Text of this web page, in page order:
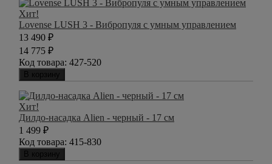
Хит!
Lovense LUSH 3 - Вибропуля с умным управлением
13 490 ₽
14 775 ₽
Код товара: 427-520
В корзину
Хит!
Дилдо-насадка Alien - черный - 17 см
1 499 ₽
Код товара: 415-830
В корзину